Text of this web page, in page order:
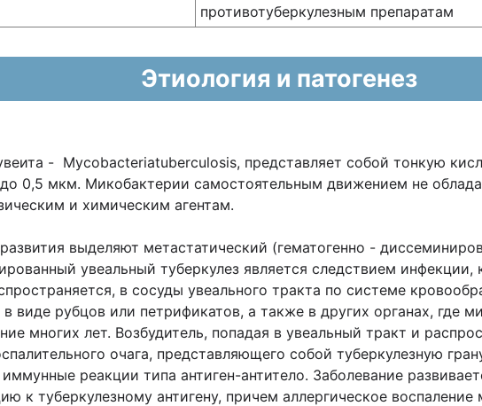
противотуберкулезным препаратам
Этиология и патогенез
- Mycobacteriatuberculosis, представляет собой тонкую
0,5 мкм. Микобактерии самостоятельным движением не
и химическим агентам.
выделяют метастатический (гематогенно -
увеальный туберкулез является следствием инфекции,
в сосуды увеального тракта по системе
в виде рубцов или петрификатов, а также в других органах, где
многих лет. Возбудитель, попадая в увеальный тракт и
очага, представляющего собой туберкулезную
реакции типа антиген-антитело. Заболевание
к туберкулезному антигену, причем аллергическое